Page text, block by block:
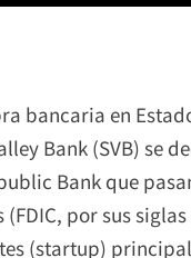
bancaria en
Bank (SVB) se
Bank que
por sus
(startup)